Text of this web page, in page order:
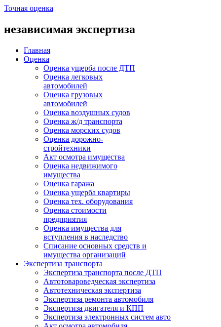
Точная оценка
независимая экспертиза
Главная
Оценка
Оценка ущерба после ДТП
Оценка легковых
автомобилей
Оценка грузовых
автомобилей
Оценка воздушных судов
Оценка ж/д транспорта
Оценка морских судов
Оценка дорожно-
стройтехники
Акт осмотра имущества
Оценка недвижимого
имущества
Оценка гаража
Оценка ущерба квартиры
Оценка тех. оборудования
Оценка стоимости
предприятия
Оценка имущества для
вступления в наследство
Списание основных средств и
имущества организаций
Экспертиза транспорта
Экспертиза транспорта после ДТП
Автотовароведческая экспертиза
Автотехническая экспертиза
Экспертиза ремонта автомобиля
Экспертиза двигателя и КПП
Экспертиза электронных систем авто